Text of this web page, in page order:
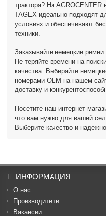
трактора? На
TAGEX идеально подходят
условиях и обеспечивают
техники.
Заказывайте немецкие ремни
Не теряйте времени на
качества. Выбирайте
номерами OEM на нашем
доставку и
Посетите наш интернет-
что вам нужно для вашей
Выберите качество и
ИНФОРМАЦИЯ
О нас
Производители
Вакансии